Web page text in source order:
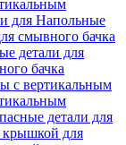
для Напольные
смывного бачка
детали для
бачка
с вертикальным
детали для
крышкой для